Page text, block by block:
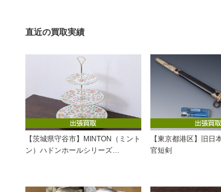
直近の買取実績
【茨城県守谷市】MINTON（ミント
ン）ハドンホールシリーズ…
【東京都港区】旧日
官短剣